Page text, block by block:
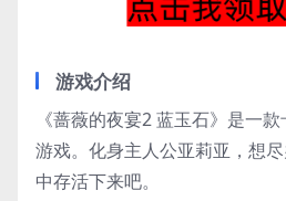
游戏介绍
《蔷薇的夜宴2 蓝玉石》是一
游戏。化身主人公亚莉亚，想
中存活下来吧。